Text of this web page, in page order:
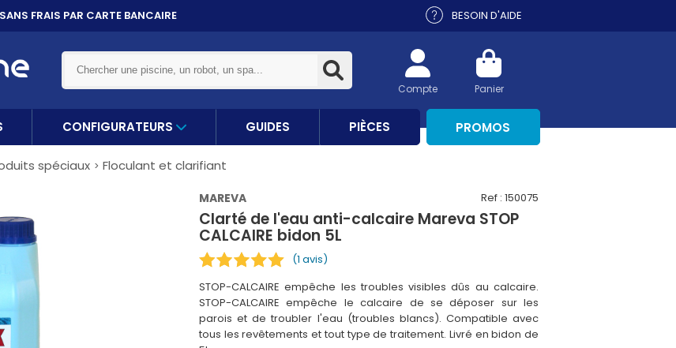
FRAIS PAR CARTE BANCAIRE BESOIN D'AIDE
Panier
Compte
CONFIGURATEURS GUIDES PIÈCES PROMOS
spéciaux Floculant et clarifiant
MAREVA Ref : 150075
Clarté de l'eau anti-calcaire Mareva STOP
CALCAIRE bidon 5L
(1 avis)
STOP-CALCAIRE empêche les troubles visibles dûs au calcaire.
STOP-CALCAIRE empêche le calcaire de se déposer sur les
parois et de troubler l'eau (troubles blancs). Compatible avec
tous les revêtements et tout type de traitement. Livré en bidon de